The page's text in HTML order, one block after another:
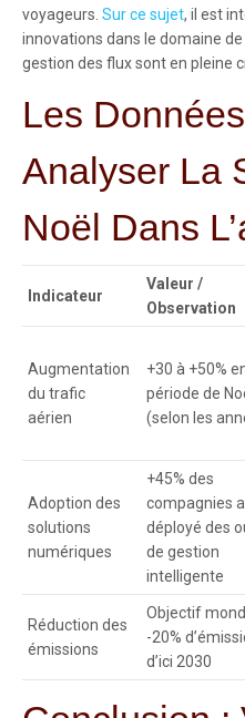
voyageurs. Sur ce sujet, il est
innovations dans le domaine
gestion des flux sont en pleine
Les
Analyser La
Noël Dans
Indicateur
Valeur /
Observation
Augmentation
du trafic
aérien
+30 à +50%
période de
(selon les
Adoption des
solutions
numériques
+45% des
compagnies
déployé des
de gestion
intelligente
Réduction des
émissions
Objectif
-20%
d’ici 2030